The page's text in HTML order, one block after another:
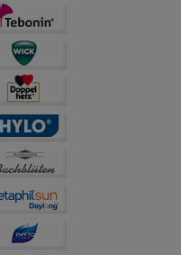
lassen sich
der Nutzung
Hilfe wir unsere
können, den Inhalt
Werbung auf
Sie zu gestalten.
hierfür teilweise an
Medien